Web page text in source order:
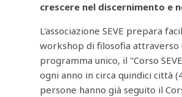
crescere nel discernimento e
L'associazione SEVE prepara
workshop di filosofia attraverso
programma unico, il "Corso
ogni anno in circa quindici città
persone hanno già seguito il